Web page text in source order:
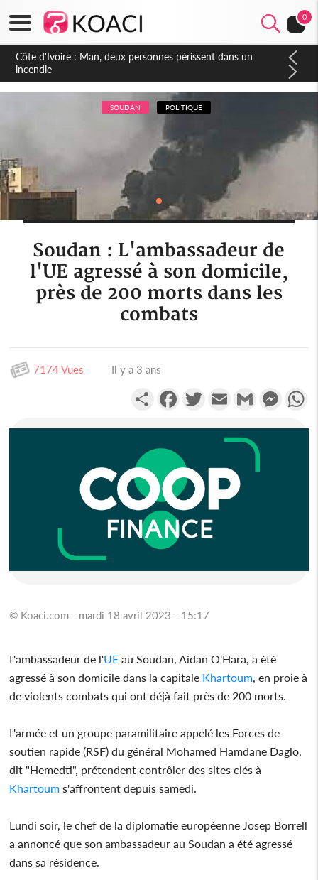
0
Côte d'Ivoire : Séileu, la célébration de la fête nationale
transformée en vaste campagne contre les produits
dépigmentants dangereux
SOUDAN POLITIQUE
Soudan : L'ambassadeur de
l'UE agressé à son domicile,
près de 200 morts dans les
combats
7174 Vues Il y a 3 ans
PartagerFacebookTwitterEmail Gmail
© Koaci.com - mardi 18 avril 2023 - 15:17
L'ambassadeur de l'UE au Soudan, Aidan O'Hara, a été
agressé à son domicile dans la capitale Khartoum , en proie à
de violents combats qui ont déjà fait près de 200 morts.
L'armée et un groupe paramilitaire appelé les Forces de
soutien rapide (RSF) du général Mohamed Hamdane Daglo,
dit "Hemedti", prétendent contrôler des sites clés à
Khartoum s'affrontent depuis samedi.
Lundi soir, le chef de la diplomatie européenne Josep Borrell
a annoncé que son ambassadeur au Soudan a été agressé
dans sa résidence.